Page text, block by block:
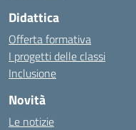
Didattica
Offerta formativa
I progetti delle classi
Inclusione
Novità
Le notizie